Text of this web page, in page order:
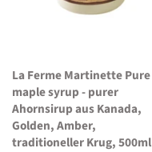
La Ferme Martinette Pure
maple syrup - purer
Ahornsirup aus Kanada,
Golden, Amber,
traditioneller Krug, 500ml